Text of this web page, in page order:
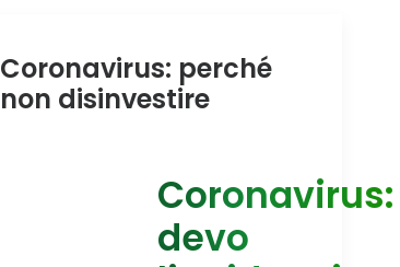
Coronavirus: perché
non disinvestire
Coronavirus:
devo